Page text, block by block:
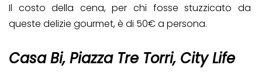
Il costo della cena, per chi fosse stuzzicato da
queste delizie gourmet, è di 50€ a persona.
Casa Bi, Piazza Tre Torri, City Life